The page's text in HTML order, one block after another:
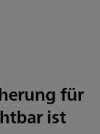
für
ist